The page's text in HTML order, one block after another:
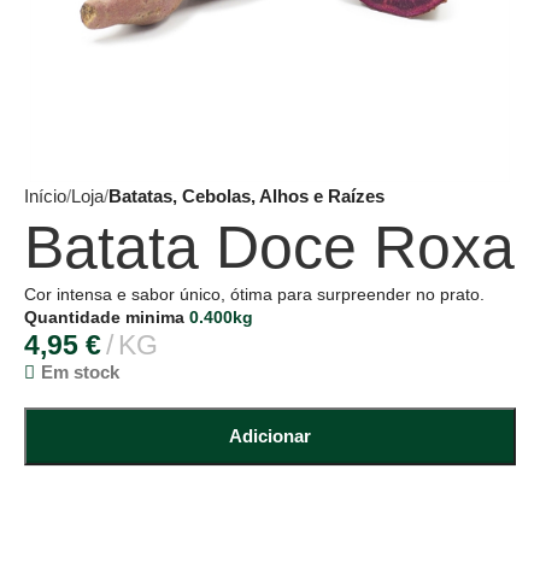
Início Loja Batatas, Cebolas, Alhos e Raízes
Batata Doce Roxa
Cor intensa e sabor único, ótima para surpreender no prato.
Quantidade minima 0.400kg
4,95 € KG
Em stock
Adicionar